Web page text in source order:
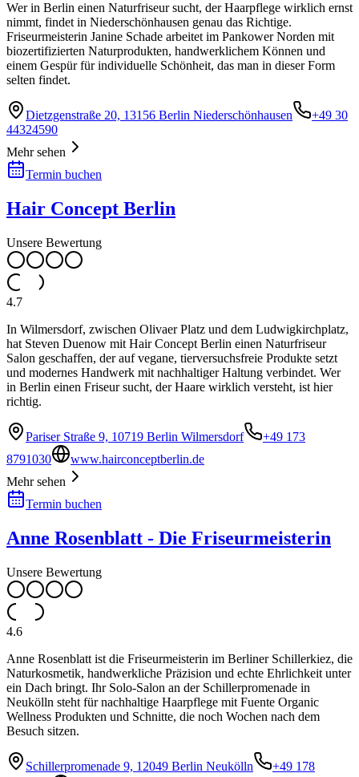
Wer in Berlin einen Naturfriseur sucht, der Haarpflege wirklich ernst
nimmt, findet in Niederschönhausen genau das Richtige.
Friseurmeisterin Janine Schade arbeitet im Pankower Norden mit
biozertifizierten Naturprodukten, handwerklichem Können und
einem Gespür für individuelle Schönheit, das man in dieser Form
selten findet.
Dietzgenstraße 20, 13156 Berlin Niederschönhausen
+49 30
44324590
Mehr sehen
Termin buchen
Hair Concept Berlin
Unsere Bewertung
4.7
In Wilmersdorf, zwischen Olivaer Platz und dem Ludwigkirchplatz,
hat Steven Duenow mit Hair Concept Berlin einen Naturfriseur
Salon geschaffen, der auf vegane, tierversuchsfreie Produkte setzt
und modernes Handwerk mit nachhaltiger Haltung verbindet. Wer
in Berlin einen Friseur sucht, der Haare wirklich versteht, ist hier
richtig.
Pariser Straße 9, 10719 Berlin Wilmersdorf
+49 173
8791030
www.hairconceptberlin.de
Mehr sehen
Termin buchen
Anne Rosenblatt - Die Friseurmeisterin
Unsere Bewertung
4.6
Anne Rosenblatt ist die Friseurmeisterin im Berliner Schillerkiez, die
Naturkosmetik, handwerkliche Präzision und echte Ehrlichkeit unter
ein Dach bringt. Ihr Solo-Salon an der Schillerpromenade in
Neukölln steht für nachhaltige Haarpflege mit Fuente Organic
Wellness Produkten und Schnitte, die noch Wochen nach dem
Besuch sitzen.
Schillerpromenade 9, 12049 Berlin Neukölln +49 178